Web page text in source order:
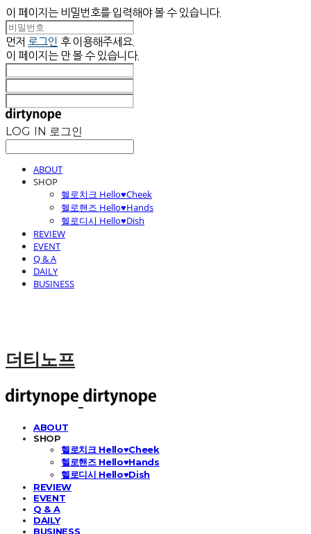
이 페이지는 비밀번호를 입력해야 볼 수 있습니다.
먼저 로그인 후 이용해주세요.
이 페이지는 만 볼 수 있습니다.
LOG IN 로그인
ABOUT
SHOP
헬로치크 Hello♥Cheek
헬로핸즈 Hello♥Hands
헬로디시 Hello♥Dish
REVIEW
EVENT
Q & A
DAILY
BUSINESS
더티노프
ABOUT
SHOP
헬로치크 Hello♥Cheek
헬로핸즈 Hello♥Hands
헬로디시 Hello♥Dish
REVIEW
EVENT
Q & A
DAILY
BUSINESS